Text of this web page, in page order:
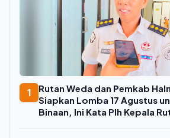
1
Rutan Weda dan Pemkab
Siapkan Lomba 17 Agustus
Binaan, Ini Kata Plh Kepala